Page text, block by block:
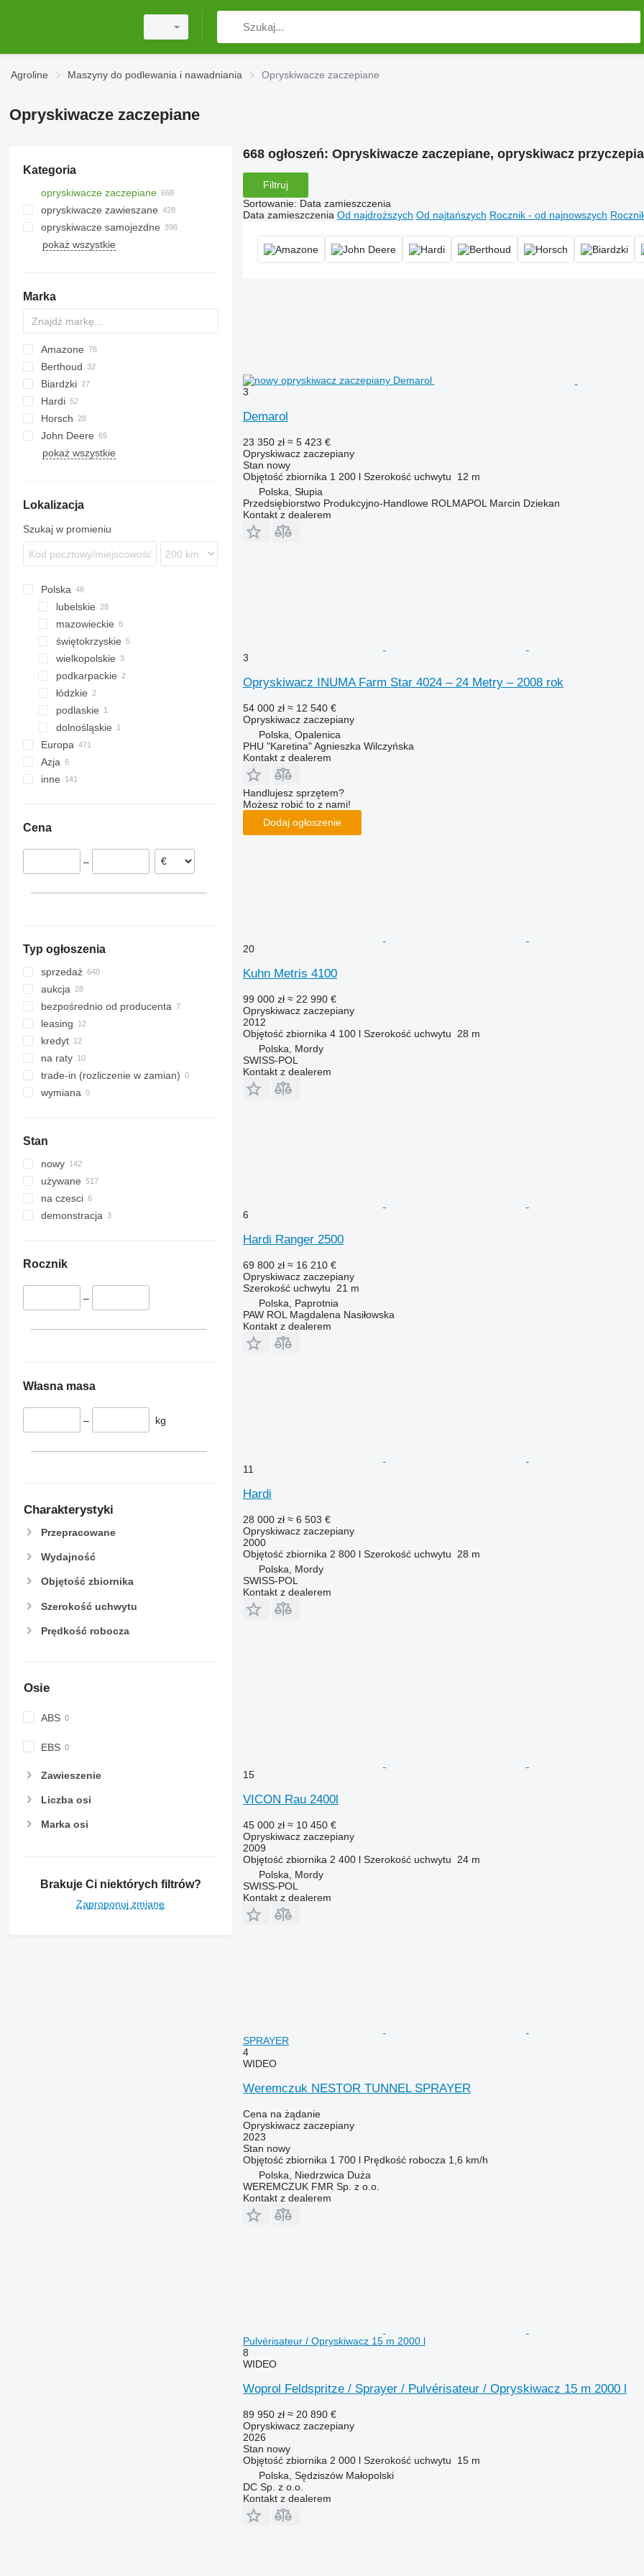
Agroline Maszyny do podlewania i nawadniania Opryskiwacze zaczepiane
Opryskiwacze zaczepiane
Kategoria
opryskiwacze zaczepiane
opryskiwacze zawieszane
opryskiwacze samojezdne
pokaż wszystkie
Marka
GN
ZA
Mamut 6000
Amazone
UF
UG
UX
2700
Berthoud
ALBA
MACK
MAJOR
RACER
TENOR
Biardzki
P329
2000
2500
3000
OLYMPIA
ANP
5000
Actor
Mentor
Stentor
Vector
ARA
METEOR
Rogator
Hardi
Commander
Master
Navigator
IN
Horsch
Leeb
Eurotrain
Advance
John Deere
724
832
M-series
Goliat
Altis
Albatros
M-series
14 GV 25
Tecnis
Proton
pokaż wszystkie
Lokalizacja
Szukaj w promieniu
Polska
lubelskie
Lublin
Łuków
Zamość
mazowieckie
Paprotnia
świętokrzyskie
Słupia
Lipnik
wielkopolskie
Kępno
Tarnowo Podgórne
podkarpackie
Gmina Sędziszów Małopolski
łódzkie
Piotrków Trybunalski
podlaskie
Rzędziany
dolnośląskie
Kłodzko
Europa
Rumunia
Dania
Estonia
Azja
Turcja
inne
Cena
–
Typ ogłoszenia
sprzedaż
aukcja
bezpośrednio od producenta
leasing
kredyt
na raty
trade-in (rozliczenie w zamian)
wymiana
Stan
nowy
używane
na czesci
demonstracja
Rocznik
–
Własna masa
– kg
Charakterystyki
Przepracowane
Wydajność
Objętość zbiornika
Szerokość uchwytu
Prędkość robocza
Osie
ABS
EBS
Zawieszenie
Liczba osi
Marka osi
Brakuje Ci niektórych filtrów?
Zaproponuj zmianę
668 ogłoszeń: Opryskiwacze zaczepiane, opryskiwacz
Filtruj
Sortowanie: Data zamieszczenia
Data zamieszczenia Od najdroższych Od najtańszych Rocznik - od najnowszych
3
Demarol
23 350 zł ≈ 5 423 €
Opryskiwacz zaczepiany
Stan nowy
Objętość zbiornika 1 200 l Szerokość uchwytu
12 m
Polska, Słupia
Przedsiębiorstwo Produkcyjno-Handlowe ROLMAPOL Marcin Dziekan
Kontakt z dealerem
3
Opryskiwacz INUMA Farm Star 4024 – 24 Metry – 2008 rok
54 000 zł ≈ 12 540 €
Opryskiwacz zaczepiany
Polska, Opalenica
PHU "Karetina" Agnieszka Wilczyńska
Kontakt z dealerem
Handlujesz sprzętem?
Możesz robić to z nami!
Dodaj ogłoszenie
20
Kuhn Metris 4100
99 000 zł ≈ 22 990 €
Opryskiwacz zaczepiany
2012
Objętość zbiornika 4 100 l Szerokość uchwytu
28 m
Polska, Mordy
SWISS-POL
Kontakt z dealerem
6
Hardi Ranger 2500
69 800 zł ≈ 16 210 €
Opryskiwacz zaczepiany
Szerokość uchwytu
21 m
Polska, Paprotnia
PAW ROL Magdalena Nasiłowska
Kontakt z dealerem
11
Hardi
28 000 zł ≈ 6 503 €
Opryskiwacz zaczepiany
2000
Objętość zbiornika 2 800 l Szerokość uchwytu
28 m
Polska, Mordy
SWISS-POL
Kontakt z dealerem
15
VICON Rau 2400l
45 000 zł ≈ 10 450 €
Opryskiwacz zaczepiany
2009
Objętość zbiornika 2 400 l Szerokość uchwytu
24 m
Polska, Mordy
SWISS-POL
Kontakt z dealerem
SPRAYER
4
WIDEO
Weremczuk NESTOR TUNNEL SPRAYER
Cena na żądanie
Opryskiwacz zaczepiany
2023
Stan nowy
Objętość zbiornika 1 700 l Prędkość robocza 1,6 km/h
Polska, Niedrzwica Duża
WEREMCZUK FMR Sp. z o.o.
Kontakt z dealerem
Pulvérisateur / Opryskiwacz 15 m 2000 l
8
WIDEO
Woprol Feldspritze / Sprayer / Pulvérisateur / Opryskiwacz 15 m 2000 l
89 950 zł ≈ 20 890 €
Opryskiwacz zaczepiany
2026
Stan nowy
Objętość zbiornika 2 000 l Szerokość uchwytu
15 m
Polska, Sędziszów Małopolski
DC Sp. z o.o.
Kontakt z dealerem